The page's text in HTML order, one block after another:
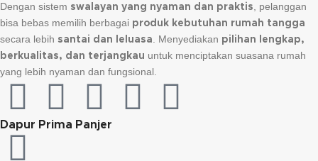
Dengan sistem swalayan yang nyaman dan praktis, pelanggan
bisa bebas memilih berbagai produk kebutuhan rumah tangga
secara lebih santai dan leluasa. Menyediakan pilihan lengkap,
berkualitas, dan terjangkau untuk menciptakan suasana rumah
yang lebih nyaman dan fungsional.
Dapur Prima Panjer